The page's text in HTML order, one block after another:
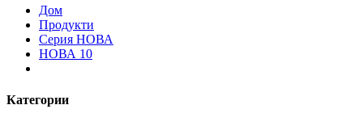
Дом
Продукти
Серия НОВА
НОВА 10
Категории